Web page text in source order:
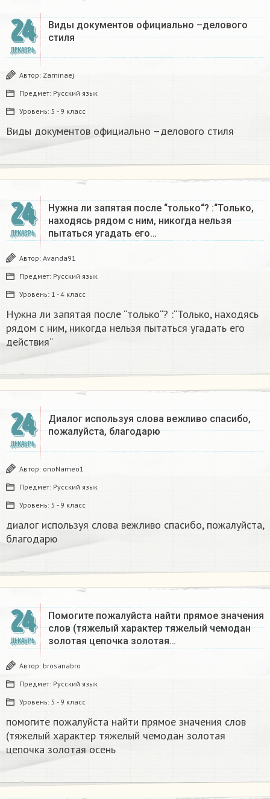
24
ДЕКАБРЬ
Виды документов официально –делового
стиля
Автор: Zaminaej
Предмет: Русский язык
Уровень: 5 - 9 класс
Виды документов официально –делового стиля
24
ДЕКАБРЬ
Нужна ли запятая после “только“? :“Только,
находясь рядом с ним, никогда нельзя
пытаться угадать его…
Автор: Avanda91
Предмет: Русский язык
Уровень: 1 - 4 класс
Нужна ли запятая после “только“? :“Только, находясь
рядом с ним, никогда нельзя пытаться угадать его
действия“
24
ДЕКАБРЬ
Диалог используя слова вежливо спасибо,
пожалуйста, благодарю
Автор: onoNameo1
Предмет: Русский язык
Уровень: 5 - 9 класс
диалог используя слова вежливо спасибо, пожалуйста,
благодарю
24
ДЕКАБРЬ
Помогите пожалуйста найти прямое значения
слов (тяжелый характер тяжелый чемодан
золотая цепочка золотая…
Автор: brosanabro
Предмет: Русский язык
Уровень: 5 - 9 класс
помогите пожалуйста найти прямое значения слов
(тяжелый характер тяжелый чемодан золотая
цепочка золотая осень